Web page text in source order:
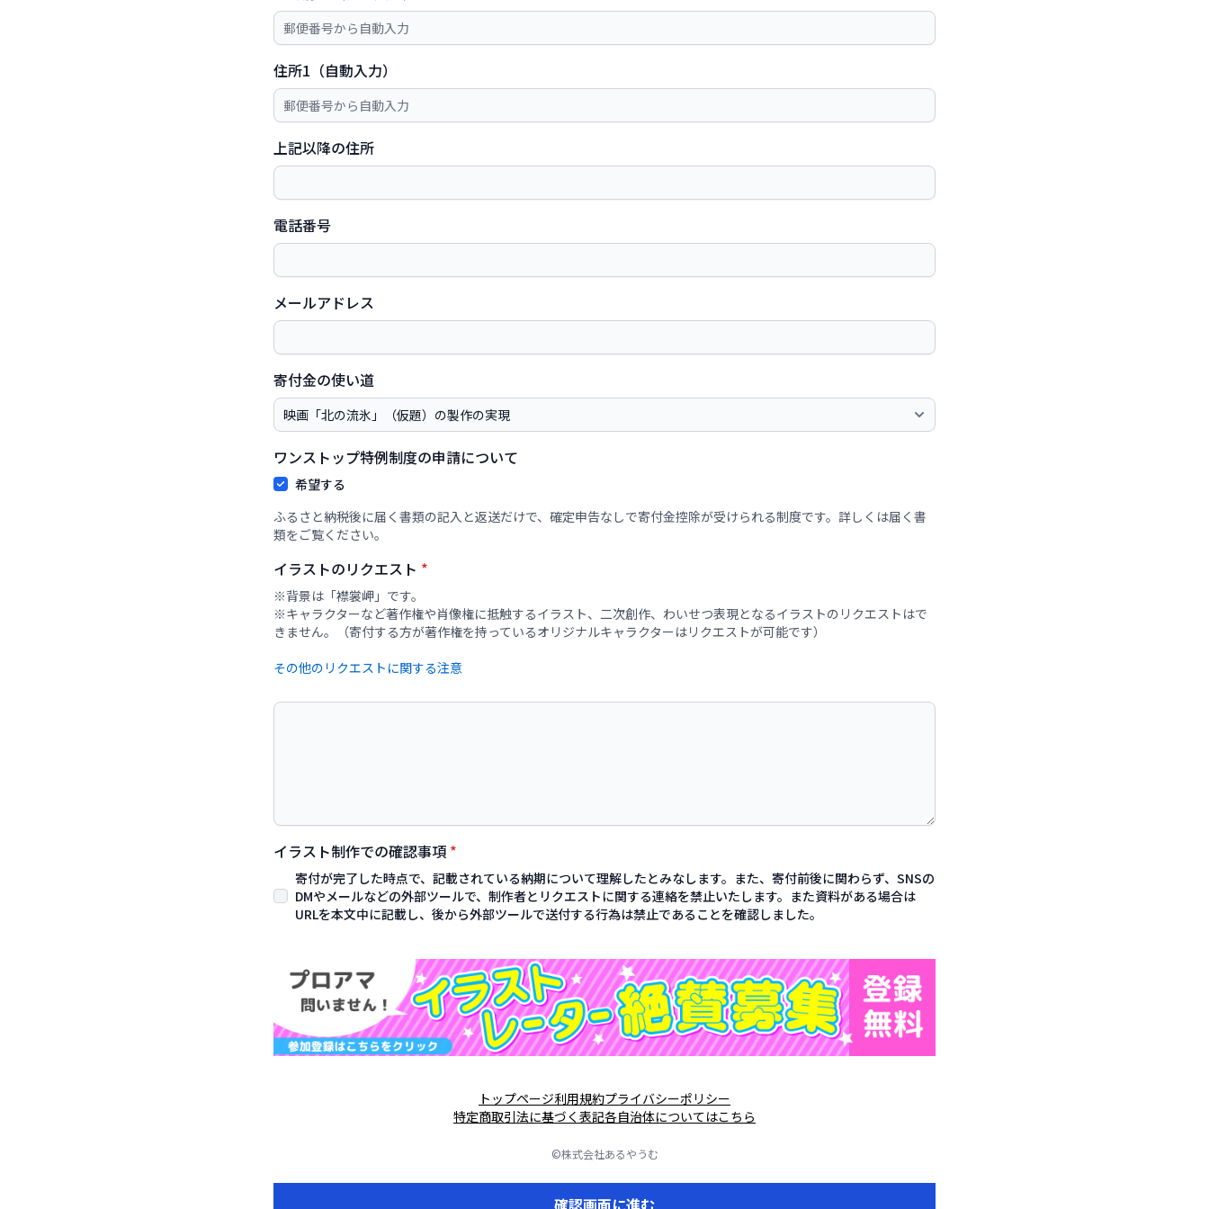
住所1（自動入力）
上記以降の住所
電話番号
メールアドレス
寄付金の使い道
ワンストップ特例制度の申請について
希望する
ふるさと納税後に届く書類の記入と返送だけで、確定申告なしで寄付金控除が受けられる制度です。詳しくは届く書
類をご覧ください。
イラストのリクエスト *
※背景は「襟裳岬」です。
※キャラクターなど著作権や肖像権に抵触するイラスト、二次創作、わいせつ表現となるイラストのリクエストはで
イラスト制作での確認事項 *
寄付が完了した時点で、記載されている納期について理解したとみなします。また、寄付前後に関わらず、SNSの
DMやメールなどの外部ツールで、制作者とリクエストに関する連絡を禁止いたします。また資料がある場合は
URLを本文中に記載し、後から外部ツールで送付する行為は禁止であることを確認しました。
トップページ利用規約プライバシーポリシー
特定商取引法に基づく表記各自治体についてはこちら
©株式会社あるやうむ
確認画面に進む